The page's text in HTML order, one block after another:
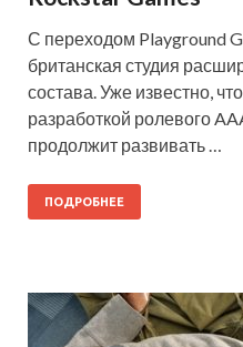
С переходом Playground
британская студия
состава. Уже известно,
разработкой ролевого
продолжит развивать …
ПОДРОБНЕЕ